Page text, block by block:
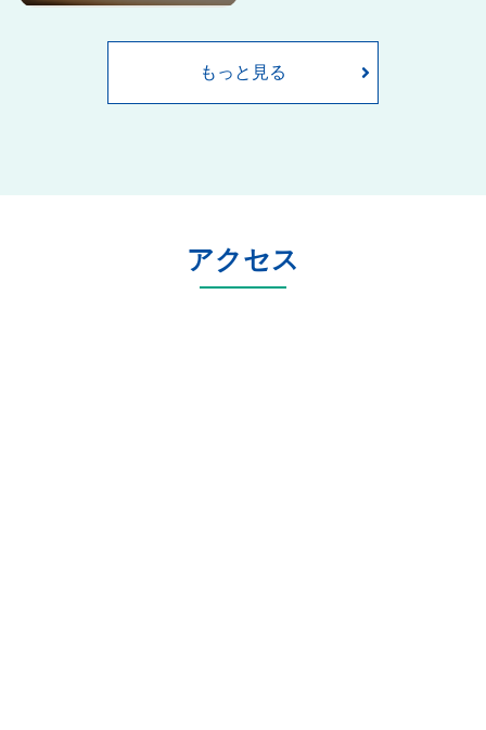
めに就業規則や雇用契約書の内
る助成金情報をいち早く収集
し、貴社で使える助成金をご提
もっと見る
アクセス